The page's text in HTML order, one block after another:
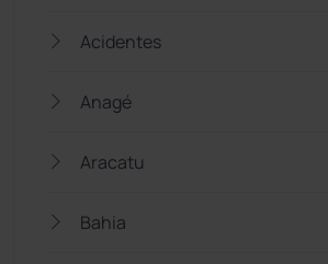
Acidentes
Anagé
Aracatu
Bahia